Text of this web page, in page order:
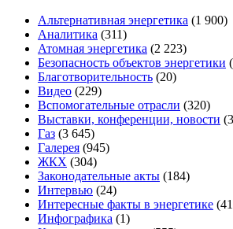
Альтернативная энергетика (1 900)
Аналитика (311)
Атомная энергетика (2 223)
Безопасность объектов энергетики
Благотворительность (20)
Видео (229)
Вспомогательные отрасли (320)
Выставки, конференции, новости
Газ (3 645)
Галерея (945)
ЖКХ (304)
Законодательные акты (184)
Интервью (24)
Интересные факты в энергетике
Инфографика (1)